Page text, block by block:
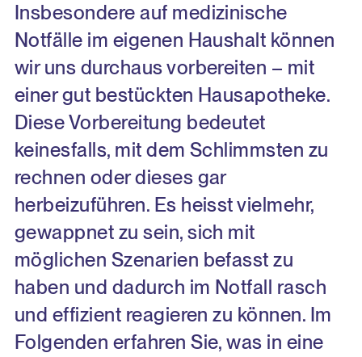
Insbesondere auf medizinische
Notfälle im eigenen Haushalt können
wir uns durchaus vorbereiten – mit
einer gut bestückten Hausapotheke.
Diese Vorbereitung bedeutet
keinesfalls, mit dem Schlimmsten zu
rechnen oder dieses gar
herbeizuführen. Es heisst vielmehr,
gewappnet zu sein, sich mit
möglichen Szenarien befasst zu
haben und dadurch im Notfall rasch
und effizient reagieren zu können. Im
Folgenden erfahren Sie, was in eine